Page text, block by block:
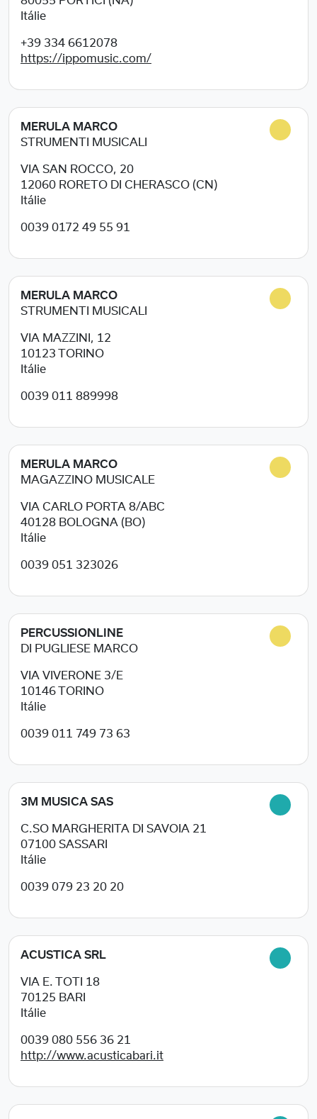
Itálie
+39 334 6612078
https://ippomusic.com/
MERULA MARCO
STRUMENTI MUSICALI
VIA SAN ROCCO, 20
12060 RORETO DI CHERASCO (CN)
Itálie
0039 0172 49 55 91
MERULA MARCO
STRUMENTI MUSICALI
VIA MAZZINI, 12
10123
TORINO
Itálie
0039 011 889998
MERULA MARCO
MAGAZZINO MUSICALE
VIA CARLO PORTA 8/ABC
40128 BOLOGNA (BO)
Itálie
0039 051 323026
PERCUSSIONLINE
DI PUGLIESE MARCO
VIA VIVERONE 3/E
10146
TORINO
Itálie
0039 011 749 73 63
3M MUSICA SAS
C.SO MARGHERITA DI SAVOIA 21
07100 SASSARI
Itálie
0039 079 23 20 20
ACUSTICA SRL
VIA E. TOTI 18
70125 BARI
Itálie
0039 080 556 36 21
http://www.acusticabari.it